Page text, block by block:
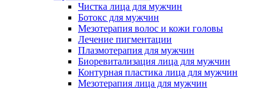
Чистка лица для мужчин
Ботокс для мужчин
Мезотерапия волос и кожи головы
Лечение пигментации
Плазмотерапия для мужчин
Биоревитализация лица для мужчин
Контурная пластика лица для мужчин
Мезотерапия лица для мужчин